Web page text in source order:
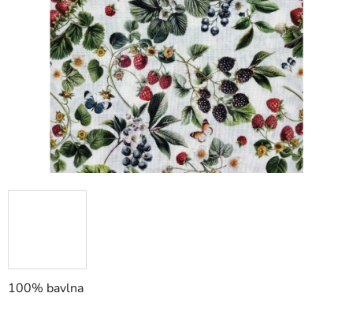
100% bavlna
hvězdiček.